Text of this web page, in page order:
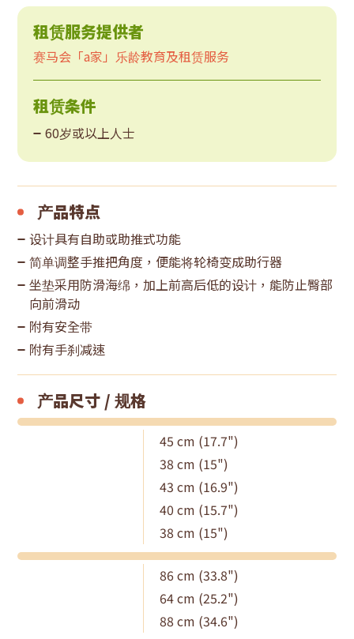
租赁服务提供者
赛马会「a家」乐龄教育及租赁服务
租赁条件
60岁或以上人士
产品特点
设计具有自助或助推式功能
简单调整手推把角度，便能将轮椅变成助行器
坐垫采用防滑海绵，加上前高后低的设计，能防止臀部
向前滑动
附有安全带
附有手刹减速
产品尺寸 / 规格
45 cm (17.7")
38 cm (15")
43 cm (16.9")
40 cm (15.7")
38 cm (15")
86 cm (33.8")
64 cm (25.2")
88 cm (34.6")